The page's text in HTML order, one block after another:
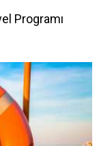
Programı